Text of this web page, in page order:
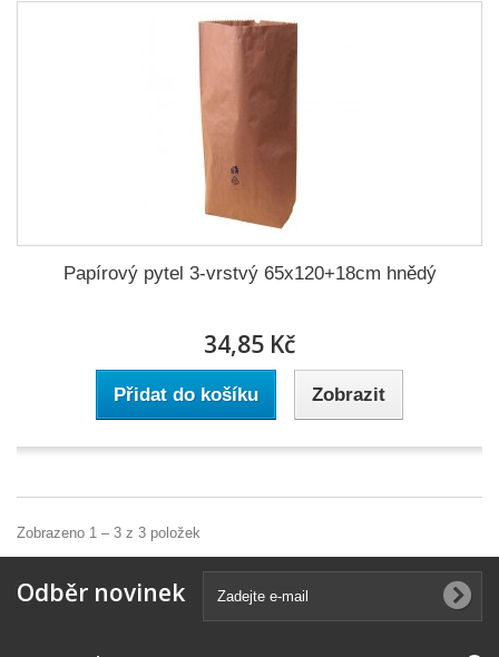
Papírový pytel 3-vrstvý 65x120+18cm hnědý
34,85 Kč
Přidat do košíku Zobrazit
Zobrazeno 1 – 3 z 3 položek
Odběr novinek